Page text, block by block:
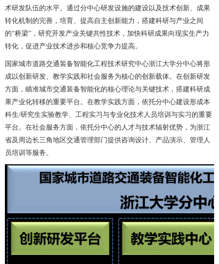
术研发队伍的水平。通过分中心研发设施的建设以及技术创新、成果
转化机制的完善，培育、提高自主创新能力，搭建科研与产业之间
的“桥梁”，研究开发产业关键共性技术，加快科研成果向现实生产力
转化，促进产业技术进步和核心竞争力提高。
国家城市道路交通装备智能化工程技术研究中心浙江大学分中心将形
成以创新研发、教学实践和社会服务为核心的创新载体。在创新研发
方面，瞄准城市交通装备智能化的核心理论与关键技术，搭建科研成
果产业化转移的重要平台。在教学实践方面，依托分中心建设形成本
科生/研究生实验教学、工程实习与专业化技术人员培训与实习的重要
平台。在社会服务方面，依托分中心的人才与技术辐射优势，为浙江
省及周边长三角地区交通管理部门提供咨询设计、产品演示、管理人
员培训等服务。